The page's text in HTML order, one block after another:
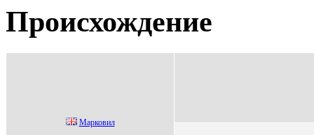
Происхождение
Маpковил